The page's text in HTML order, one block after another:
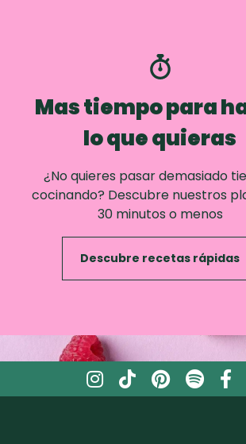
Mas tiempo para
lo que quieras
¿No quieres pasar demasiado
cocinando? Descubre nuestros
30 minutos o menos
Descubre recetas rápidas